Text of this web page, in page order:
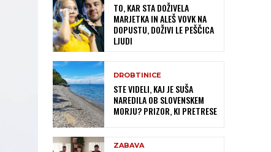
TO, KAR STA DOŽIVELA
MARJETKA IN ALEŠ VOVK NA
DOPUSTU, DOŽIVI LE PEŠČICA
LJUDI
DROBTINICE
STE VIDELI, KAJ JE SUŠA
NAREDILA OB SLOVENSKEM
MORJU? PRIZOR, KI PRETRESE
ZABAVA